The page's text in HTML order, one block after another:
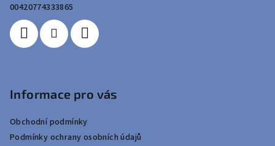
00420774333865
Informace pro vás
Obchodní podmínky
Podmínky ochrany osobních údajů